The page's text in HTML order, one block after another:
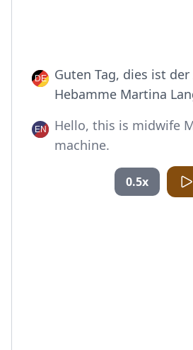
Guten Tag, dies ist
Hebamme Martina
Hello, this is midwife
machine.
0.5x